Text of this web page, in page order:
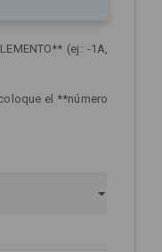
(ej: -1A,
el **número